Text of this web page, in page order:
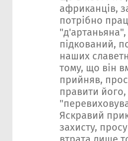
африканців,
потрібно
підкований,
наших
тому, що він
прийняв,
правити
Яскравий
захисту,